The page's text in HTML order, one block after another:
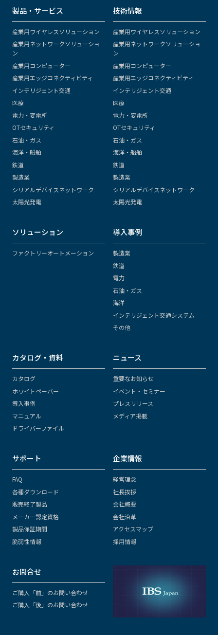
製品・サービス
産業用ワイヤレスソリューション
産業用ネットワークソリューショ
ン
産業用コンピューター
産業用エッジコネクティビティ
インテリジェント交通
医療
電力・変電所
OTセキュリティ
石油・ガス
海洋・船舶
鉄道
製造業
シリアルデバイスネットワーク
太陽光発電
技術情報
産業用ワイヤレスソリューション
産業用ネットワークソリューショ
ン
産業用コンピューター
産業用エッジコネクティビティ
インテリジェント交通
医療
電力・変電所
OTセキュリティ
石油・ガス
海洋・船舶
鉄道
製造業
シリアルデバイスネットワーク
太陽光発電
ソリューション
ファクトリーオートメーション
導入事例
製造業
鉄道
電力
石油・ガス
海洋
インテリジェント交通システム
その他
カタログ・資料
カタログ
ホワイトペーパー
導入事例
マニュアル
ドライバーファイル
ニュース
重要なお知らせ
イベント・セミナー
プレスリリース
メディア掲載
サポート
FAQ
各種ダウンロード
販売終了製品
メーカー認定資格
製品保証期間
脆弱性情報
企業情報
経営理念
社長挨拶
会社概要
会社沿革
アクセスマップ
採用情報
お問合せ
ご購入「前」のお問い合わせ
ご購入「後」のお問い合わせ